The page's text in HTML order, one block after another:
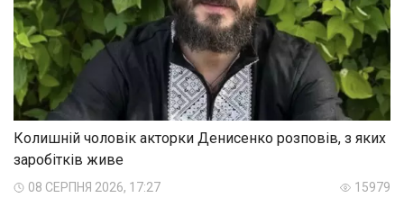
Колишній чоловік акторки Денисенко розповів, з яких
заробітків живе
08 СЕРПНЯ 2026, 17:27 15979